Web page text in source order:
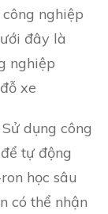
nghiệp
đây là
nghiệp
xe
dụng công
tự động
học sâu
có thể nhận